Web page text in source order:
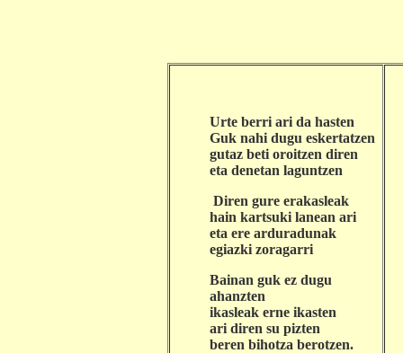
Urte berri ari da hasten
Guk nahi dugu eskertatzen
gutaz beti oroitzen diren
eta denetan laguntzen
Diren gure erakasleak
hain kartsuki lanean ari
eta ere arduradunak
egiazki zoragarri
Bainan guk ez dugu
ahanzten
ikasleak erne ikasten
ari diren su pizten
beren bihotza berotzen.